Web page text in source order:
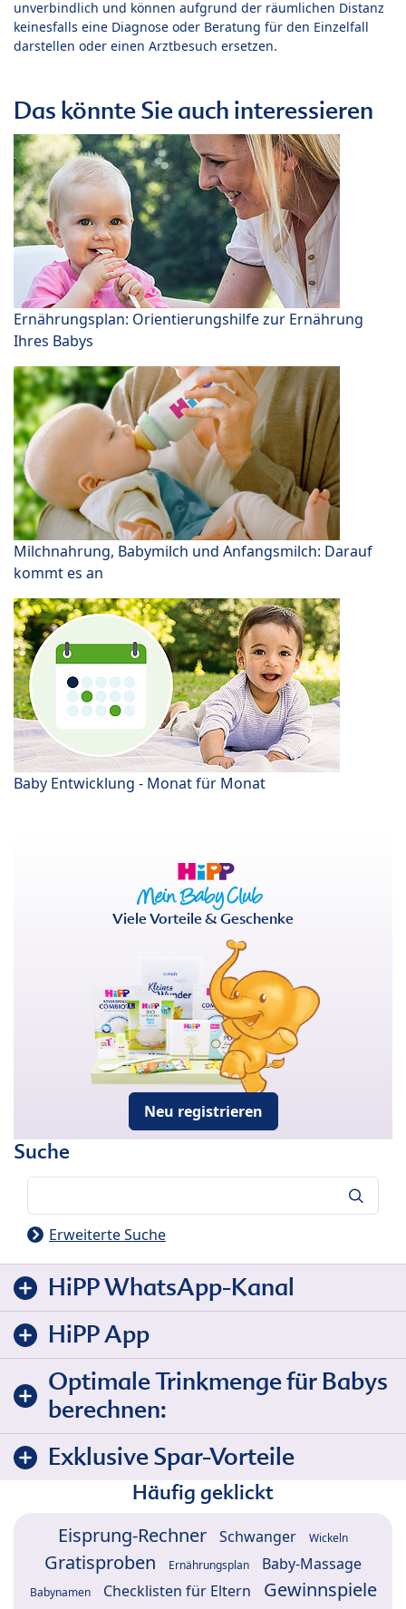
unverbindlich und können aufgrund der räumlichen Distanz
keinesfalls eine Diagnose oder Beratung für den Einzelfall
darstellen oder einen Arztbesuch ersetzen.
Das könnte Sie auch interessieren
Ernährungsplan: Orientierungshilfe zur Ernährung
Ihres Babys
Milchnahrung, Babymilch und Anfangsmilch: Darauf
kommt es an
Baby Entwicklung - Monat für Monat
Viele Vorteile & Geschenke
Neu registrieren
Suche
Erweiterte Suche
HiPP WhatsApp-Kanal
HiPP App
Optimale Trinkmenge für Babys
berechnen:
Exklusive Spar-Vorteile
Häufig geklickt
Eisprung-Rechner Schwanger Wickeln
Gratisproben Ernährungsplan Baby-Massage
Babynamen Checklisten für Eltern
Gewinnspiele